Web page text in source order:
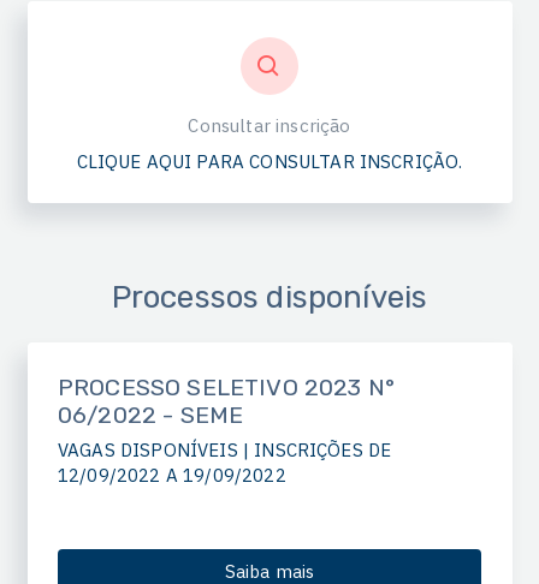
Consultar inscrição
CLIQUE AQUI PARA CONSULTAR INSCRIÇÃO.
Processos disponíveis
PROCESSO SELETIVO 2023 N°
06/2022 - SEME
VAGAS DISPONÍVEIS | INSCRIÇÕES DE
12/09/2022 A 19/09/2022
Saiba mais